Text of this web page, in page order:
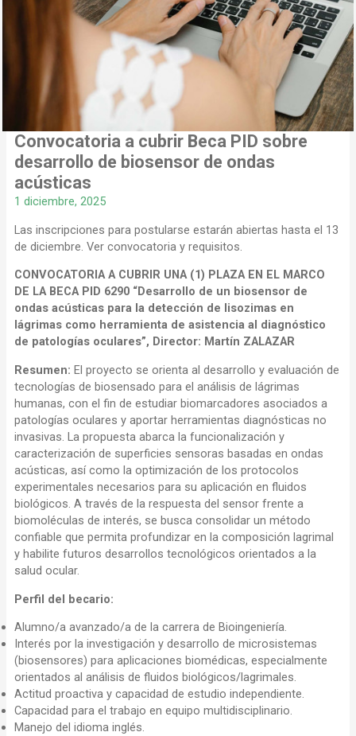
Convocatoria a cubrir Beca PID sobre
desarrollo de biosensor de ondas
acústicas
1 diciembre, 2025
Las inscripciones para postularse estarán abiertas hasta el 13
de diciembre. Ver convocatoria y requisitos.
CONVOCATORIA A CUBRIR UNA (1) PLAZA EN EL MARCO
DE LA BECA PID 6290 “Desarrollo de un biosensor de
ondas acústicas para la detección de lisozimas en
lágrimas como herramienta de asistencia al diagnóstico
de patologías oculares”, Director: Martín ZALAZAR
Resumen: El proyecto se orienta al desarrollo y evaluación de
tecnologías de biosensado para el análisis de lágrimas
humanas, con el fin de estudiar biomarcadores asociados a
patologías oculares y aportar herramientas diagnósticas no
invasivas. La propuesta abarca la funcionalización y
caracterización de superficies sensoras basadas en ondas
acústicas, así como la optimización de los protocolos
experimentales necesarios para su aplicación en fluidos
biológicos. A través de la respuesta del sensor frente a
biomoléculas de interés, se busca consolidar un método
confiable que permita profundizar en la composición lagrimal
y habilite futuros desarrollos tecnológicos orientados a la
salud ocular.
Perfil del becario:
Alumno/a avanzado/a de la carrera de Bioingeniería.
Interés por la investigación y desarrollo de microsistemas
(biosensores) para aplicaciones biomédicas, especialmente
orientados al análisis de fluidos biológicos/lagrimales.
Actitud proactiva y capacidad de estudio independiente.
Capacidad para el trabajo en equipo multidisciplinario.
Manejo del idioma inglés.